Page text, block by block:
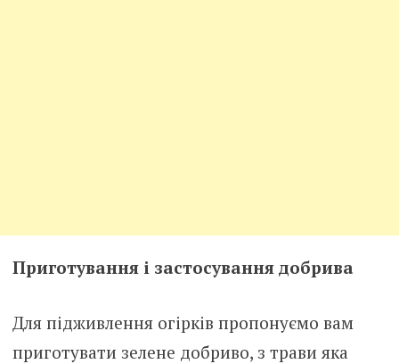
Приготування і застосування добрива
Для підживлення огірків пропонуємо вам
приготувати зелене добриво, з трави яка